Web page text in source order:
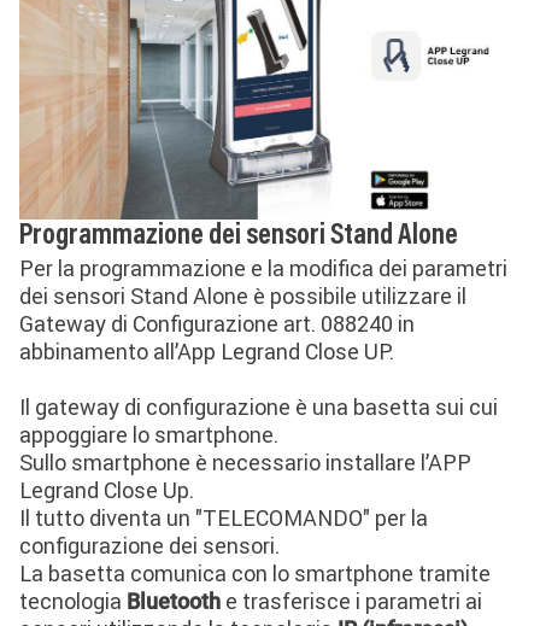
Programmazione dei sensori Stand Alone
Per la programmazione e la modifica dei parametri
dei sensori Stand Alone è possibile utilizzare il
Gateway di Configurazione art. 088240 in
abbinamento all’App Legrand Close UP.
Il gateway di configurazione è una basetta sui cui
appoggiare lo smartphone.
Sullo smartphone è necessario installare l’APP
Legrand Close Up.
Il tutto diventa un "TELECOMANDO" per la
configurazione dei sensori.
La basetta comunica con lo smartphone tramite
tecnologia Bluetooth e trasferisce i parametri ai